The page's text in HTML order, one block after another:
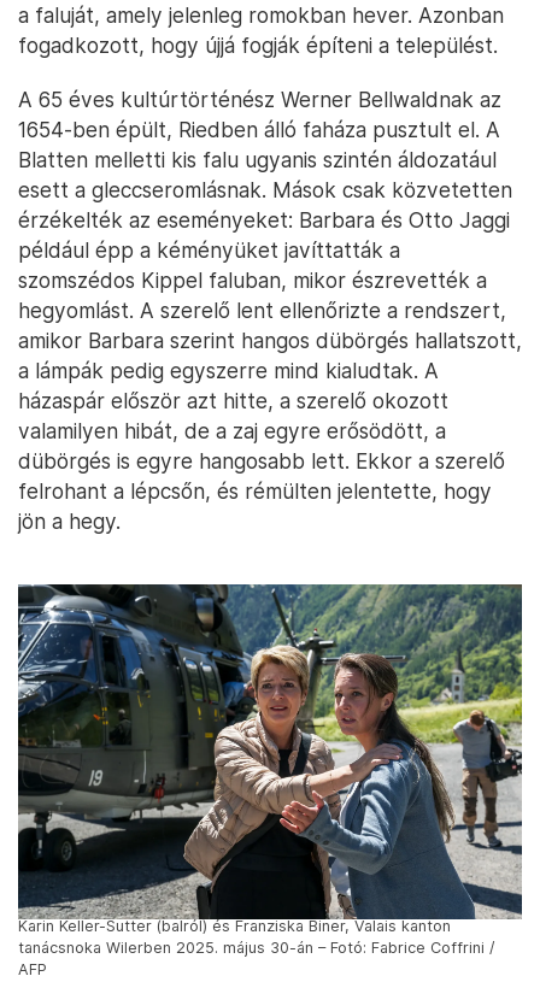
a faluját, amely jelenleg romokban hever. Azonban
fogadkozott, hogy újjá fogják építeni a települést.
A 65 éves kultúrtörténész Werner Bellwaldnak az
1654-ben épült, Riedben álló faháza pusztult el. A
Blatten melletti kis falu ugyanis szintén áldozatául
esett a gleccseromlásnak. Mások csak közvetetten
érzékelték az eseményeket: Barbara és Otto Jaggi
például épp a kéményüket javíttatták a
szomszédos Kippel faluban, mikor észrevették a
hegyomlást. A szerelő lent ellenőrizte a rendszert,
amikor Barbara szerint hangos dübörgés hallatszott,
a lámpák pedig egyszerre mind kialudtak. A
házaspár először azt hitte, a szerelő okozott
valamilyen hibát, de a zaj egyre erősödött, a
dübörgés is egyre hangosabb lett. Ekkor a szerelő
felrohant a lépcsőn, és rémülten jelentette, hogy
jön a hegy.
Karin Keller-Sutter (balról) és Franziska Biner, Valais kanton
tanácsnoka Wilerben 2025. május 30-án – Fotó: Fabrice Coffrini /
AFP